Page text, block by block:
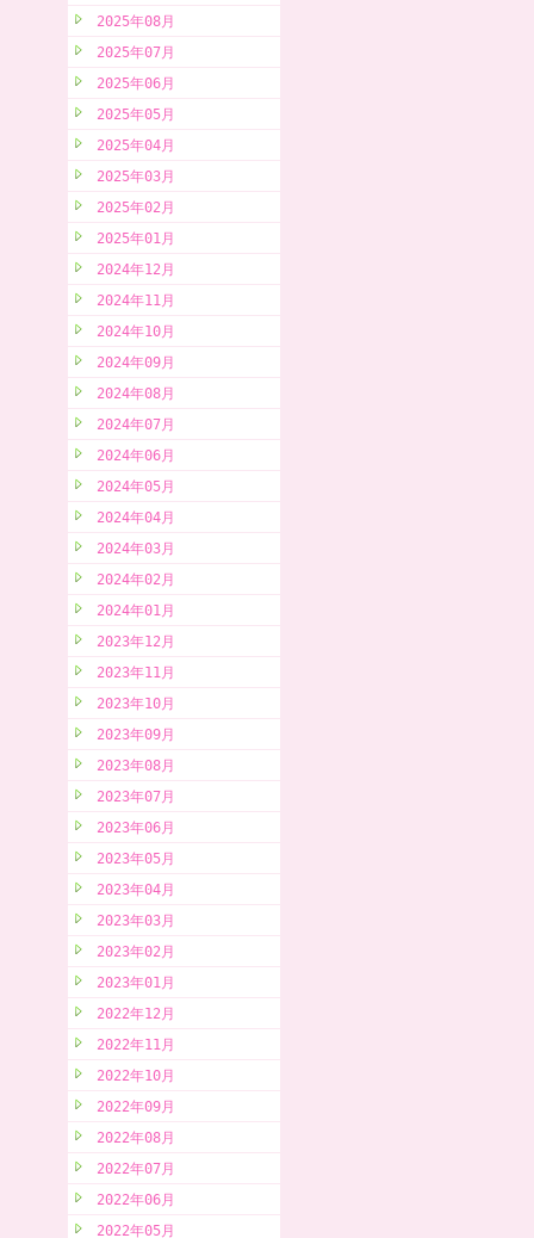
2025年08月
2025年07月
2025年06月
2025年05月
2025年04月
2025年03月
2025年02月
2025年01月
2024年12月
2024年11月
2024年10月
2024年09月
2024年08月
2024年07月
2024年06月
2024年05月
2024年04月
2024年03月
2024年02月
2024年01月
2023年12月
2023年11月
2023年10月
2023年09月
2023年08月
2023年07月
2023年06月
2023年05月
2023年04月
2023年03月
2023年02月
2023年01月
2022年12月
2022年11月
2022年10月
2022年09月
2022年08月
2022年07月
2022年06月
2022年05月